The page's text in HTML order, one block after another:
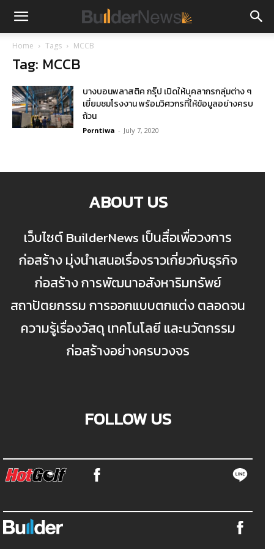
Home Tags MCCB
Tag: MCCB
บางบอนพลาสติค กรุ๊ป เปิดให้บุคลากรกลุ่มต่าง ๆ
เยี่ยมชมโรงงาน พร้อมวิศวกรที่ให้ข้อมูลอย่างครบ
ถ้วน
Porntiwa - July 7, 2020
ABOUT US
เว็บไซต์ BuilderNews เป็นสื่อเพื่อวงการ
ก่อสร้าง มุ่งนำเสนอเรื่องราวเกี่ยวกับธุรกิจ
ก่อสร้าง การพัฒนาอสังหาริมทรัพย์
สถาปัตยกรรม การออกแบบตกแต่ง ตลอดจน
ความรู้เรื่องวัสดุ เทคโนโลยี และนวัตกรรม
ก่อสร้างอย่างครบวงจร
FOLLOW US